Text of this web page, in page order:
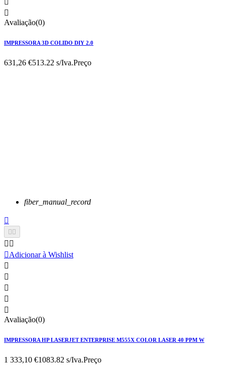

Avaliação(0)
IMPRESSORA 3D COLIDO DIY 2.0
631,26 €513.22 s/Iva.Preço
fiber_manual_record


 
Adicionar à Wishlist





Avaliação(0)
IMPRESSORA HP LASERJET ENTERPRISE M555X COLOR LASER 40 PPM W
1 333,10 €1083.82 s/Iva.Preço